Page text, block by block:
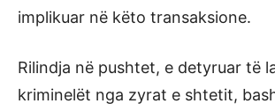
implikuar në këto transaksione.
Rilindja në pushtet, e detyruar të
kriminelët nga zyrat e shtetit,